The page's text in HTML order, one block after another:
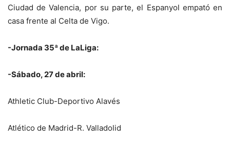
Ciudad de Valencia, por su parte, el Espanyol empató en
casa frente al Celta de Vigo.
-Jornada 35ª de LaLiga:
-Sábado, 27 de abril:
Athletic Club-Deportivo Alavés
Atlético de Madrid-R. Valladolid